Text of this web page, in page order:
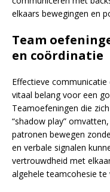
elkaars bewegingen en
Team
en coördinatie
Effectieve
vitaal belang voor een
Teamoefeningen die
“shadow play”
patronen bewegen
en verbale signalen
vertrouwdheid met
algehele teamcohesie te